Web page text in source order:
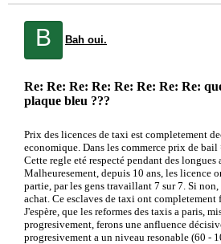
B Bah oui.
Re: Re: Re: Re: Re: Re: Re: Re:
plaque bleu ???
Prix des licences de taxi est completement
economique. Dans les commerce prix de
Cette regle eté respecté pendant des longues
Malheuresement, depuis 10 ans, les licence
partie, par les gens travaillant 7 sur 7. Si
achat. Ce esclaves de taxi ont completement
J'espère, que les reformes des taxis a paris,
progresivement, ferons une anfluence
progresivement a un niveau resonable (60 -